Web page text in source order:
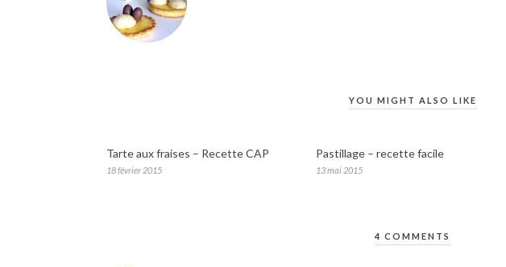
YOU MIGHT ALSO LIKE
Tarte aux fraises – Recette CAP
18 février 2015
Pastillage – recette facile
13 mai 2015
4 COMMENTS